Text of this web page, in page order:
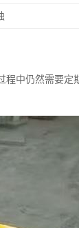
程中仍然需要定